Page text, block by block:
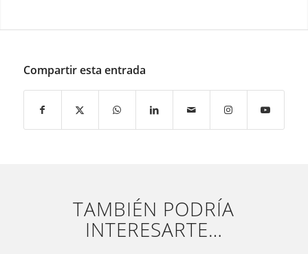
Compartir esta entrada
TAMBIÉN PODRÍA
INTERESARTE…